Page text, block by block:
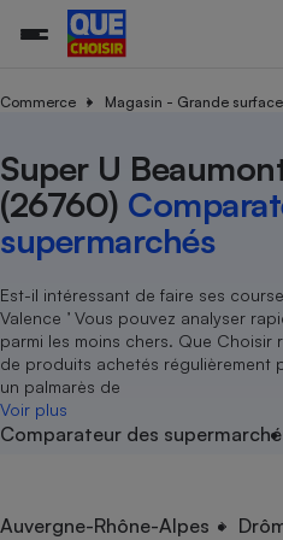
Commerce Magasin - Grande surface
Super U
(26760)
supermarchés
Est-il intéressant de faire ses
Valence ’ Vous pouvez analyser
parmi les moins chers. Que Choisir
de produits achetés régulièrement
un palmarès de
Voir plus
Comparateur des
Auvergne-Rhône-Alpes
Toutes les actualités
Enquêtes
Guides d'achat
Conseils
Brèves
Tous les services
Soumettre un litige
Lettres types
Rencontrer une association
Tous nos combats
Nos actions
Nos grandes victoires
Les billets de la présidente
Nos associations locales
Nous rejoindre
En savoir plus sur Que
nous ?
L’association
Nos missions
Notre méthodologie
Notre financement
Nos partenaires
Nous rejoindre